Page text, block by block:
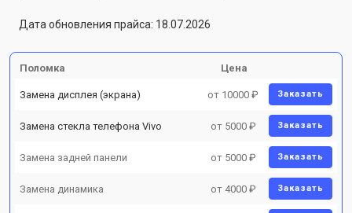
Дата обновления прайса: 18.07.2026
Поломка Цена
Замена дисплея (экрана) от 10000 ₽ Заказать
Замена стекла телефона Vivo от 5000 ₽ Заказать
Замена задней панели от 5000 ₽ Заказать
Замена динамика от 4000 ₽ Заказать